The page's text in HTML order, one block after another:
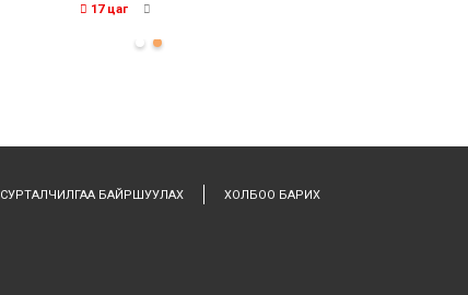
17 цаг
СУРТАЛЧИЛГАА БАЙРШУУЛАХ ХОЛБОО БАРИХ